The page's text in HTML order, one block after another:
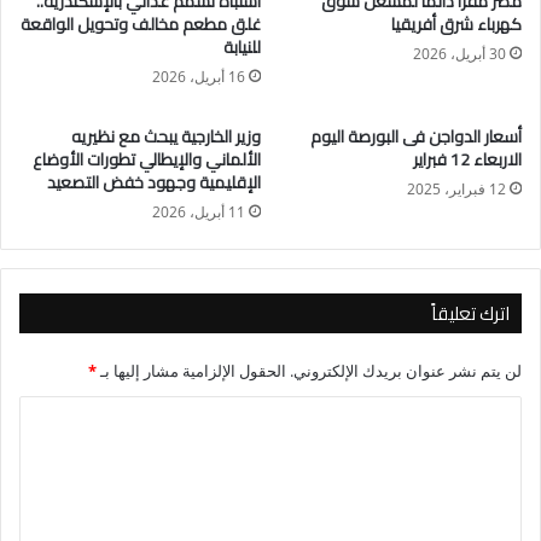
كهرباء شرق أفريقيا
30 أبريل، 2026
غلق مطعم مخالف وتحويل الواقعة
للنيابة
16 أبريل، 2026
أسعار الدواجن فى البورصة اليوم
الاربعاء 12 فبراير
12 فبراير، 2025
وزير الخارجية يبحث مع نظيريه
الألماني والإيطالي تطورات الأوضاع
الإقليمية وجهود خفض التصعيد
11 أبريل، 2026
اترك تعليقاً
لن يتم نشر عنوان بريدك الإلكتروني. الحقول الإلزامية مشار إليها بـ*